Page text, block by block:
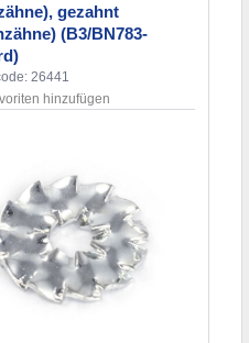
gezahnt
(B3/BN783-
26441
hinzufügen